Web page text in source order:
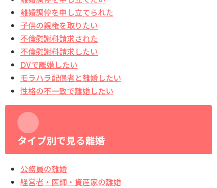
離婚調停を申し立てられた
子供の親権を取りたい
不倫慰謝料請求された
不倫慰謝料請求したい
DVで離婚したい
モラハラ配偶者と離婚したい
性格の不一致で離婚したい
タイプ別で見る離婚
公務員の離婚
経営者・医師・資産家の離婚